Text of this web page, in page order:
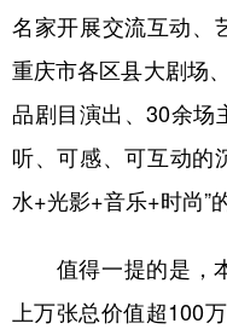
名家开展交流互动、
重庆市各区县大剧场
品剧目演出、30余场
听、可感、可互动的
水+光影+音乐+时尚”
值得一提的是，
上万张总价值超100